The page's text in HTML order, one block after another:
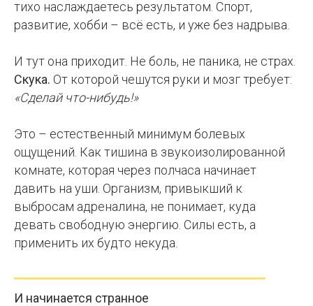
тихо наслаждаетесь результатом. Спорт,
развитие, хобби – всё есть, и уже без надрыва.
И тут она приходит. Не боль, не паника, не страх.
Скука. От которой чешутся руки и мозг требует:
«Сделай что-нибудь!»
Это – естественный минимум болевых
ощущений. Как тишина в звукоизолированной
комнате, которая через полчаса начинает
давить на уши. Организм, привыкший к
выбросам адреналина, не понимает, куда
девать свободную энергию. Силы есть, а
применить их будто некуда.
И начинается странное